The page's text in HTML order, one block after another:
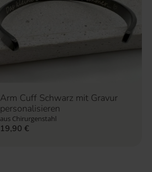
Arm Cuff Schwarz mit Gravur
personalisieren
aus Chirurgenstahl
19,90 €